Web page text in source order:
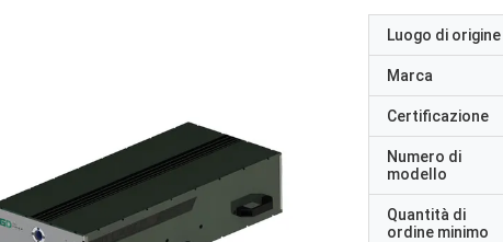
Luogo di origine
Marca
Certificazione
Numero di
modello
Quantità di
ordine minimo